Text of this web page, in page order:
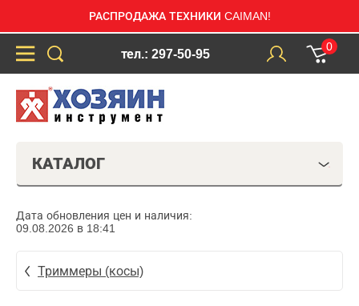
РАСПРОДАЖА ТЕХНИКИ CAIMAN!
тел.: 297-50-95
0
КАТАЛОГ
Дата обновления цен и наличия:
09.08.2026 в 18:41
Триммеры (косы)